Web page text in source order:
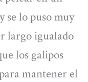
se lo puso muy
largo igualado
los galipos
mantener el